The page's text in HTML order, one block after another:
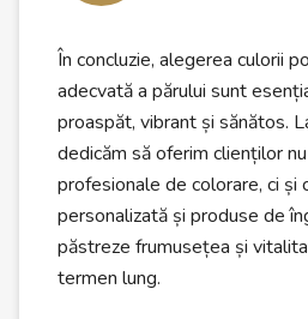
În concluzie, alegerea culorii
adecvată a părului sunt
proaspăt, vibrant și sănătos.
dedicăm să oferim clienților
profesionale de colorare, ci și
personalizată și produse de
păstreze frumusețea și
termen lung.